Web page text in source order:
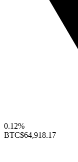
0.12%
BTC$64,918.17